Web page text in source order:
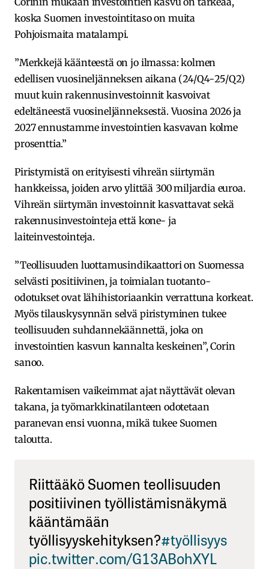
koska Suomen investointitaso on muita
Pohjoismaita matalampi.
”Merkkejä käänteestä on jo ilmassa: kolmen
edellisen vuosineljänneksen aikana (24/Q4-25/Q2)
muut kuin rakennusinvestoinnit kasvoivat
edeltäneestä vuosineljänneksestä. Vuosina 2026 ja
2027 ennustamme investointien kasvavan kolme
prosenttia.”
Piristymistä on erityisesti vihreän siirtymän
hankkeissa, joiden arvo ylittää 300 miljardia euroa.
Vihreän siirtymän investoinnit kasvattavat sekä
rakennusinvestointeja että kone- ja
laiteinvestointeja.
”Teollisuuden luottamusindikaattori on Suomessa
selvästi positiivinen, ja toimialan tuotanto-
odotukset ovat lähihistoriaankin verrattuna korkeat.
Myös tilauskysynnän selvä piristyminen tukee
teollisuuden suhdannekäännettä, joka on
investointien kasvun kannalta keskeinen”, Corin
sanoo.
Rakentamisen vaikeimmat ajat näyttävät olevan
takana, ja työmarkkinatilanteen odotetaan
paranevan ensi vuonna, mikä tukee Suomen
taloutta.
Riittääkö Suomen teollisuuden
positiivinen työllistämisnäkymä
kääntämään
työllisyyskehityksen?#työllisyys
pic.twitter.com/G13ABohXYL